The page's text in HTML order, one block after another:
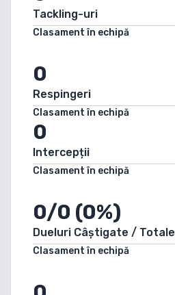
Tackling-uri
Clasament în echipă
0
Respingeri
Clasament în echipă
0
Intercepții
Clasament în echipă
0/0 (0%)
Dueluri Câștigate / Totale
Clasament în echipă